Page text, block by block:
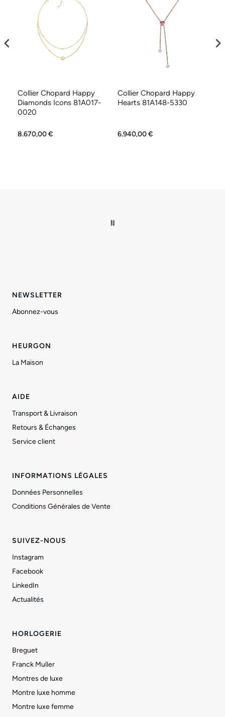
Collier Chopard Happy
Diamonds Icons 81A017-
0020
8.670,00 €
Collier Chopard Happy
Hearts 81A148-5330
6.940,00 €
NEWSLETTER
Abonnez-vous
HEURGON
La Maison
AIDE
Transport & Livraison
Retours & Échanges
Service client
INFORMATIONS LÉGALES
Données Personnelles
Conditions Générales de Vente
SUIVEZ-NOUS
Instagram
Facebook
LinkedIn
Actualités
HORLOGERIE
Breguet
Franck Muller
Montres de luxe
Montre luxe homme
Montre luxe femme